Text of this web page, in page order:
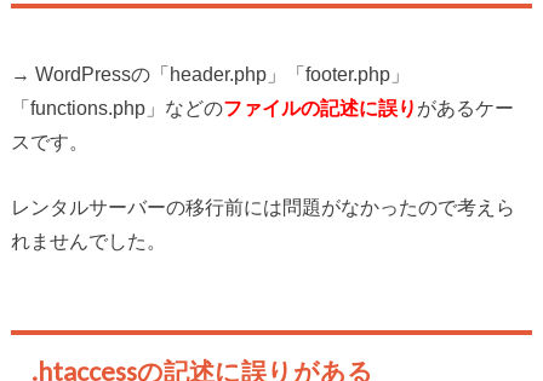
→ WordPressの「header.php」「footer.php」
「functions.php」などのファイルの記述に誤り があるケー
スです。
レンタルサーバーの移行前には問題がなかったので考えら
れませんでした。
.htaccessの記述に誤りがある